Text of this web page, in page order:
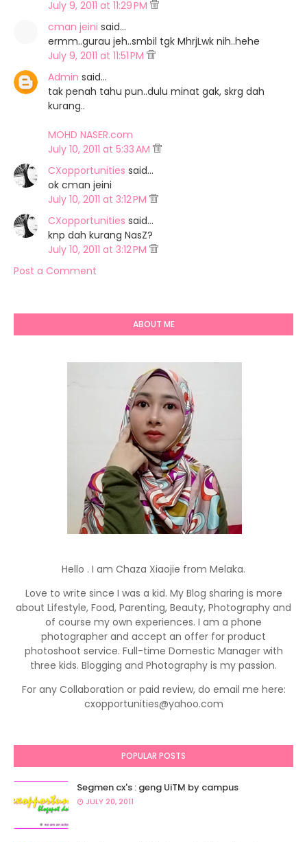
July 9, 2011 at 11:29 PM
cman jeini said…
ermm..gurau jeh..smbil tgk MhrjLwk nih..hehe
July 9, 2011 at 11:51 PM
Admin said…
tak penah tahu pun..dulu minat gak, skrg dah
kurang..
MOHD NASER.com
July 10, 2011 at 5:33 AM
CXopportunities said…
ok cman jeini
July 10, 2011 at 3:12 PM
CXopportunities said…
knp dah kurang NasZ?
July 10, 2011 at 3:12 PM
Post a Comment
ABOUT ME
Hello . I am Chaza Xiaojie from Melaka.
Love to write since I was a kid. My Blog sharing is more
about Lifestyle, Food, Parenting, Beauty, Photography and
of course my own experiences. I am a phone
photographer and accept an offer for product
photoshoot service. Full-time Domestic Manager with
three kids. Blogging and Photography is my passion.
For any Collaboration or paid review, do email me here:
cxopportunities@yahoo.com
POPULAR POSTS
Segmen cx's : geng UiTM by campus
JULY 20, 2011